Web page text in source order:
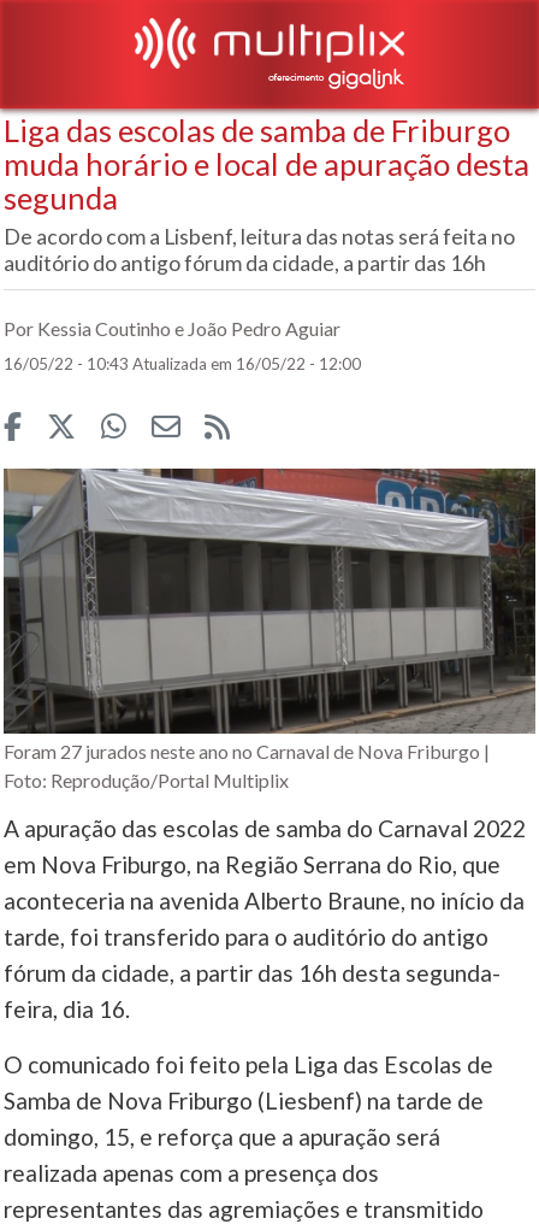
Liga das escolas de samba de Friburgo
muda horário e local de apuração desta
segunda
De acordo com a Lisbenf, leitura das notas será feita no
auditório do antigo fórum da cidade, a partir das 16h
Por Kessia Coutinho e João Pedro Aguiar
16/05/22 - 10:43Atualizada em 16/05/22 - 12:00
Foram 27 jurados neste ano no Carnaval de Nova Friburgo |
Foto: Reprodução/Portal Multiplix
A apuração das escolas de samba do Carnaval 2022
em Nova Friburgo, na Região Serrana do Rio, que
aconteceria na avenida Alberto Braune, no início da
tarde, foi transferido para o auditório do antigo
fórum da cidade, a partir das 16h desta segunda-
feira, dia 16.
O comunicado foi feito pela Liga das Escolas de
Samba de Nova Friburgo (Liesbenf) na tarde de
domingo, 15, e reforça que a apuração será
realizada apenas com a presença dos
representantes das agremiações e transmitido